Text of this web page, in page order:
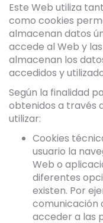
Este Web utiliza
como cookies
almacenan datos
accede al Web y
almacenan los
accedidos y
Según la finalidad
obtenidos a través
utilizar:
Cookies
usuario la
Web o
diferentes
existen. Por
comunicación
acceder a las